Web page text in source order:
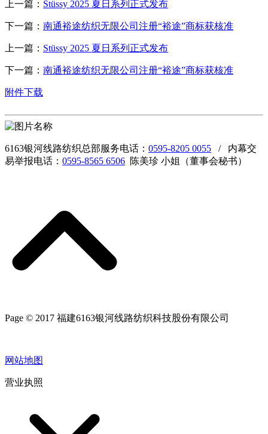
上一篇： Stüssy 2025 夏日系列正式发布
下一篇： 南通裕途纺织无限公司注册“裕途”商标获核准
上一篇： Stüssy 2025 夏日系列正式发布
下一篇： 南通裕途纺织无限公司注册“裕途”商标获核准
附件下载
6163银河线路纺织总部服务电话： 0595-8205 0055 / 内幕交
易举报电话： 0595-8565 6506 陈美珍 小姐（董事会秘书）
Page © 2017 福建6163银河线路纺织科技股份有限公司
网站地图
营业执照